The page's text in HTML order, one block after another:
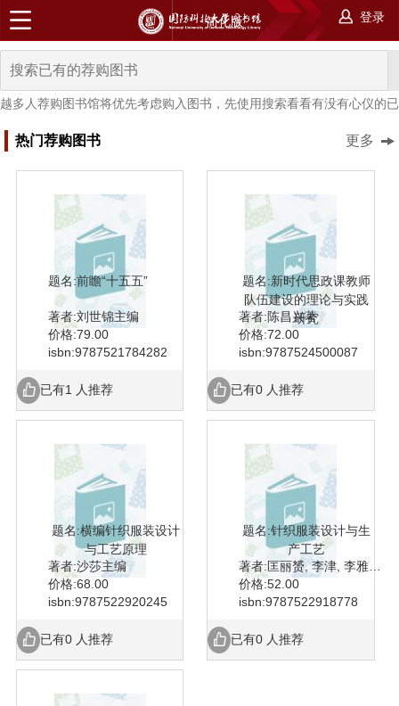
登录
简化版
越多人荐购图书馆将优先考虑购入图书，先使用搜索看看有没有心仪的
热门荐购图书 更多
题名:前瞻“十五五”
著者:刘世锦主编
价格:79.00
isbn:9787521784282
已有1 人推荐
题名:新时代思政课教师
队伍建设的理论与实践
研究
著者:陈昌兴著
价格:72.00
isbn:9787524500087
已有0 人推荐
题名:横编针织服装设计
与工艺原理
著者:沙莎主编
价格:68.00
isbn:9787522920245
已有0 人推荐
题名:针织服装设计与生
产工艺
价格:52.00
isbn:9787522918778
已有0 人推荐